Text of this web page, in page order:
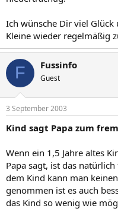
Ich wünsche Dir viel Glück
Kleine wieder regelmäßig
F Fussinfo
Guest
3 September 2003
Kind sagt Papa zum
Wenn ein 1,5 Jahre altes
Papa sagt, ist das
dem Kind kann man
genommen ist es auch
das Kind so wenig wie